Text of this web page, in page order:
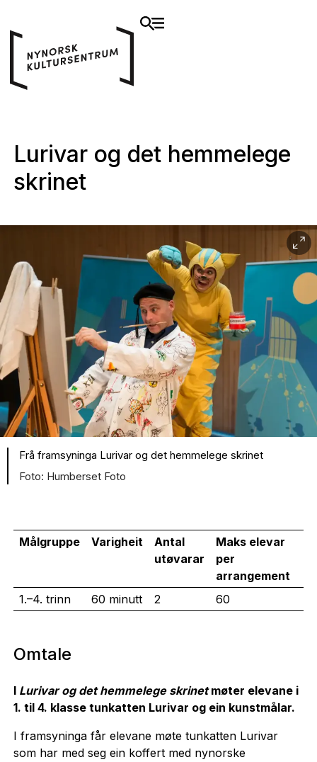
Lurivar og det hemmelege
skrinet
Frå framsyninga Lurivar og det hemmelege skrinet
Humberset Foto
Målgruppe Varigheit
Antal
utøvarar
Maks elevar
per
arrangement
1.–4. trinn
60 minutt 2 60
Omtale
I Lurivar og det hemmelege skrinetmøter elevane i
1. til 4. klasse tunkatten Lurivar og ein kunstmålar.
I framsyninga får elevane møte tunkatten Lurivar
som har med seg ein koffert med nynorske